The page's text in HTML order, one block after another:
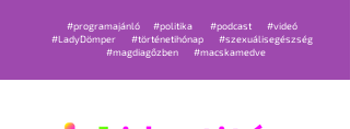
#programajánló #politika #podcast
#videó
#LadyDömper
#történetihónap
#szexuálisegészség
#magdiagőzben
#macskamedve